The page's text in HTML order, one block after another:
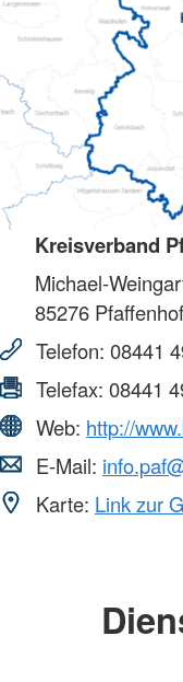
Kreisverband
Michael-
85276
Telefon: 08441
Telefax: 08441
Web: http://
E-Mail:
Karte: Link zur